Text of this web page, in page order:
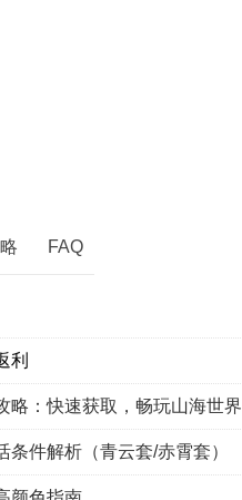
FAQ
利
略：快速获取，畅玩山海世界
条件解析（青云套/赤霄套）